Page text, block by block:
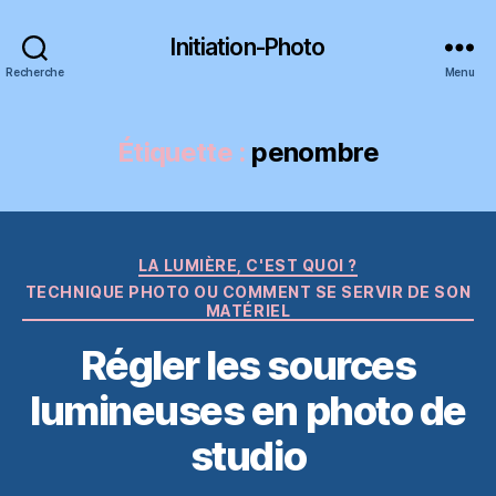
Recherche
Initiation-Photo
Menu
Étiquette : penombre
Catégories
LA LUMIÈRE, C'EST QUOI ?
TECHNIQUE PHOTO OU COMMENT SE SERVIR DE SON
MATÉRIEL
Régler les sources
lumineuses en photo de
studio